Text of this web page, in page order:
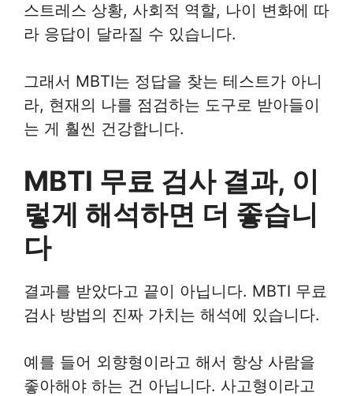
스트레스 상황, 사회적 역할, 나이 변화에 따
라 응답이 달라질 수 있습니다.
그래서 MBTI는 정답을 찾는 테스트가 아니
라, 현재의 나를 점검하는 도구로 받아들이
는 게 훨씬 건강합니다.
MBTI 무료 검사 결과, 이
렇게 해석하면 더 좋습니
다
결과를 받았다고 끝이 아닙니다. MBTI 무료
검사 방법의 진짜 가치는 해석에 있습니다.
예를 들어 외향형이라고 해서 항상 사람을
좋아해야 하는 건 아닙니다. 사고형이라고